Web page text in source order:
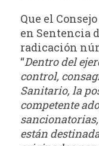
Que el
en Sentencia
radicación
“Dentro del
control,
Sanitario, la
competente
están